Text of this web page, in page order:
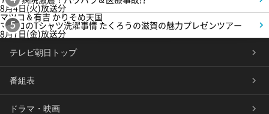
8月4日(火)放送分
5
マツコ＆有吉 かりそめ天国
マツコのTシャツ洗濯事情 たくろうの滋賀の魅力プレゼンツアー
8月7日(金)放送分
テレビ朝日トップ
番組表
ドラマ・映画